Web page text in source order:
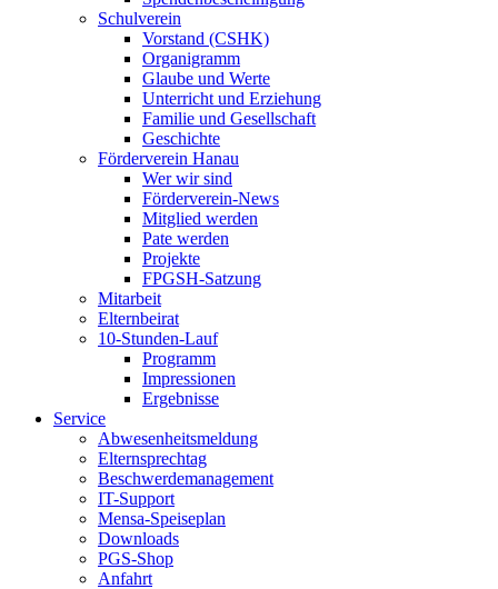
Schulverein
Vorstand (CSHK)
Organigramm
Glaube und Werte
Unterricht und Erziehung
Familie und Gesellschaft
Geschichte
Förderverein Hanau
Wer wir sind
Förderverein-News
Mitglied werden
Pate werden
Projekte
FPGSH-Satzung
Mitarbeit
Elternbeirat
10-Stunden-Lauf
Programm
Impressionen
Ergebnisse
Service
Abwesenheitsmeldung
Elternsprechtag
Beschwerdemanagement
IT-Support
Mensa-Speiseplan
Downloads
PGS-Shop
Anfahrt